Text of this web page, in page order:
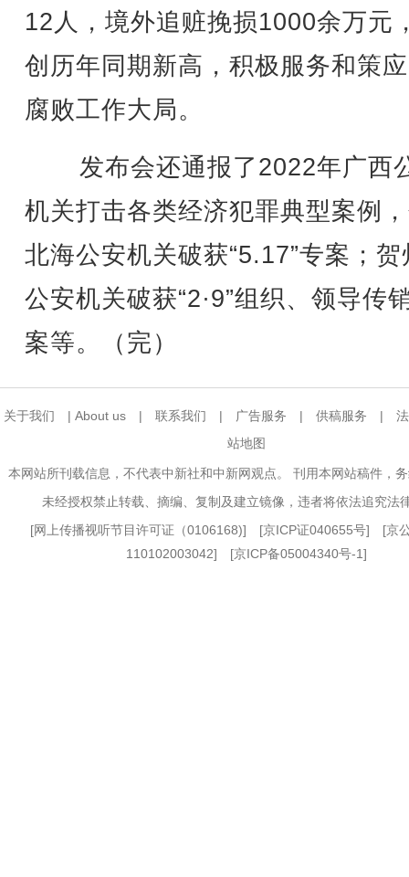
12人，境外追赃挽损1000余万元
创历年同期新高，积极服务和策
腐败工作大局。
发布会还通报了2022年广西
机关打击各类经济犯罪典型案例
北海公安机关破获“5.17”专案；贺
公安机关破获“2·9”组织、领导传
案等。（完）
关于我们 | About us | 联系我们 | 广告服务 | 供稿服务 |
站地图
本网站所刊载信息，不代表中新社和中新网观点。 刊用本网站稿件，
未经授权禁止转载、摘编、复制及建立镜像，违者将依法追究法
[网上传播视听节目许可证（0106168)] [京ICP证040655号] [京
110102003042] [京ICP备05004340号-1]